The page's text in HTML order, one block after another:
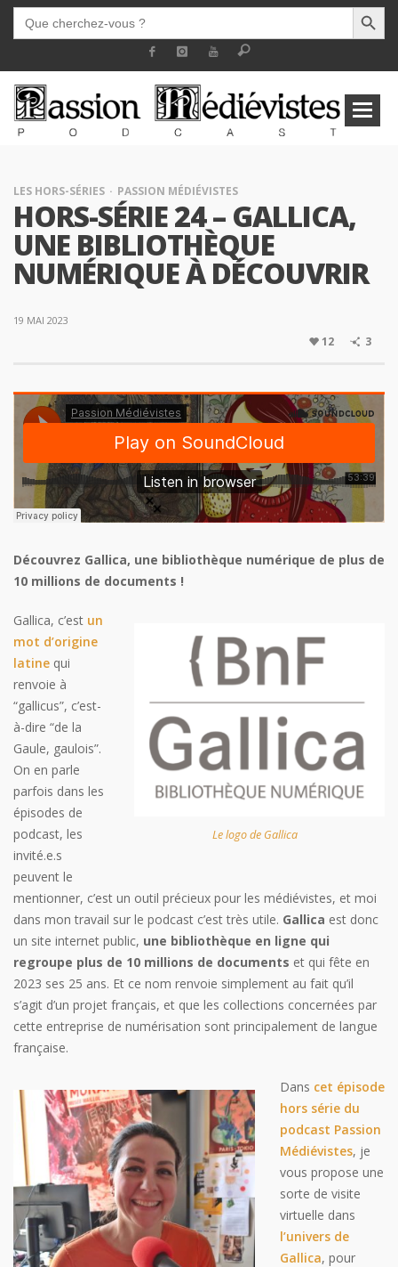
SEARCH
FOR:
SEARCH
LES HORS-SÉRIES PASSION MÉDIÉVISTES
HORS-SÉRIE 24 – GALLICA,
UNE BIBLIOTHÈQUE
NUMÉRIQUE À DÉCOUVRIR
19 MAI 2023
12 3
Découvrez Gallica, une bibliothèque numérique de plus de
10 millions de documents !
Le logo de Gallica
Gallica, c’est un
mot d’origine
latine qui
renvoie à
“gallicus”, c’est-
à-dire “de la
Gaule, gaulois”.
On en parle
parfois dans les
épisodes de
podcast, les
invité.e.s
peuvent le
mentionner, c’est un outil précieux pour les médiévistes, et moi
dans mon travail sur le podcast c’est très utile. Gallica est donc
un site internet public, une bibliothèque en ligne qui
regroupe plus de 10 millions de documents et qui fête en
2023 ses 25 ans. Et ce nom renvoie simplement au fait qu’il
s’agit d’un projet français, et que les collections concernées par
cette entreprise de numérisation sont principalement de langue
française.
Dans cet épisode
hors série du
podcast Passion
Médiévistes, je
vous propose une
sorte de visite
virtuelle dans
l’univers de
Gallica, pour